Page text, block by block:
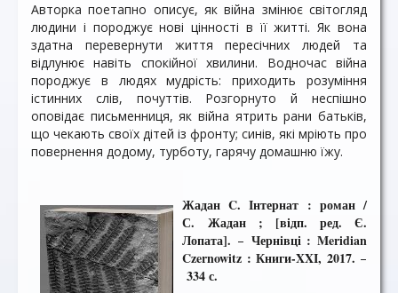
Авторка поетапно описує, як війна змінює світогляд
людини і породжує нові цінності в її житті. Як вона
здатна перевернути життя пересічних людей та
відлунює навіть спокійної хвилини. Водночас війна
породжує в людях мудрість: приходить розуміння
істинних слів, почуттів. Розгорнуто й неспішно
оповідає письменниця, як війна ятрить рани батьків,
що чекають своїх дітей із фронту; синів, які мріють про
повернення додому, турботу, гарячу домашню їжу.
Жадан C. Інтернат : роман /
С. Жадан ; [відп. ред. Є.
Лопата]. – Чернівці : Meridian
Czernowitz : Книги-XXI, 2017. –
334 с.